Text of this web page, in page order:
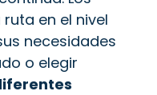
en el nivel
necesidades
o elegir